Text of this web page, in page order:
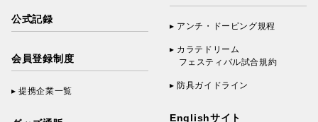
公式記録
会員登録制度
提携企業一覧
アンチ・ドーピング規程
カラテドリーム
フェスティバル試合規約
防具ガイドライン
Englishサイト